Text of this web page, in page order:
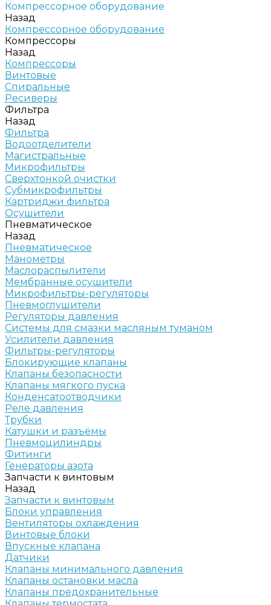
Компрессорное оборудование
Назад
Компрессорное оборудование
Компрессоры
Назад
Компрессоры
Винтовые
Спиральные
Ресиверы
Фильтра
Назад
Фильтра
Водоотделители
Магистральные
Микрофильтры
Сверхтонкой очистки
Субмикрофильтры
Картриджи фильтра
Осушители
Пневматическое
Назад
Пневматическое
Манометры
Маслораспылители
Мембранные осушители
Микрофильтры-регуляторы
Пневмоглушители
Регуляторы давления
Системы для смазки масляным туманом
Усилители давления
Фильтры-регуляторы
Блокирующие клапаны
Клапаны безопасности
Клапаны мягкого пуска
Конденсатоотводчики
Реле давления
Трубки
Катушки и разъёмы
Пневмоцилиндры
Фитинги
Генераторы азота
Запчасти к винтовым
Назад
Запчасти к винтовым
Блоки управления
Вентиляторы охлаждения
Винтовые блоки
Впускные клапана
Датчики
Клапаны минимального давления
Клапаны остановки масла
Клапаны предохранительные